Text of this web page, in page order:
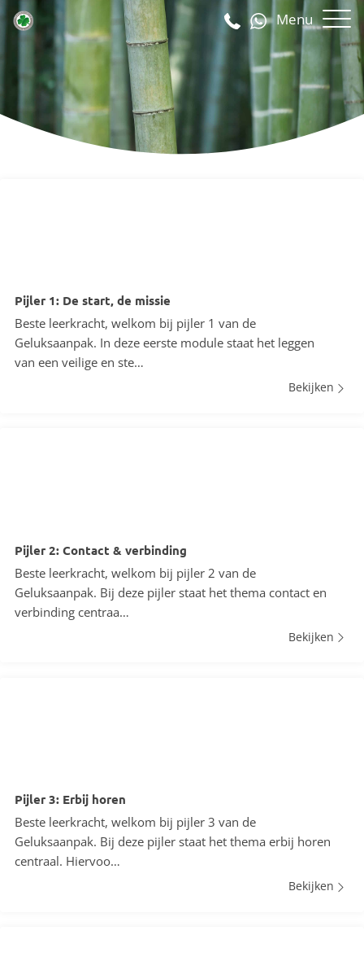
Menu
Pijler 1: De start, de missie
Beste leerkracht, welkom bij pijler 1 van de
Geluksaanpak. In deze eerste module staat het leggen
van een veilige en ste…
Bekijken
Pijler 2: Contact & verbinding
Beste leerkracht, welkom bij pijler 2 van de
Geluksaanpak. Bij deze pijler staat het thema contact en
verbinding centraa…
Bekijken
Pijler 3: Erbij horen
Beste leerkracht, welkom bij pijler 3 van de
Geluksaanpak. Bij deze pijler staat het thema erbij horen
centraal. Hiervoo…
Bekijken